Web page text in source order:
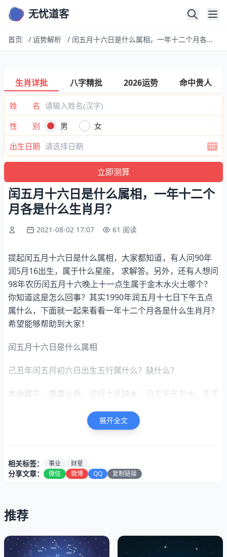
无忧道客
首页 / 运势解析 / 闰五月十六日是什么属相，一年十二个月各是什么生肖月？
生肖详批 八字精批 2026运势 命中贵人
姓 名
性 别
男
女
出生日期
闰五月十六日是什么属相，一年十二个
月各是什么生肖月？
2021-08-02 17:07 61 阅读
提起闰五月十六日是什么属相，大家都知道，有人问90年
润5月16出生，属于什么星座， 求解答。另外，还有人想问
98年农历闰五月十六晚上十一点生属于金木水火土哪个？
你知道这是怎么回事？其实1990年润五月十七日下午五点
属什么，下面就一起来看看一年十二个月各是什么生肖月？
希望能够帮助到大家！
闰五月十六日是什么属相
己丑年闰五月初六日出生五行属什么？缺什么？
本命属牛，霹雷火命。五行土旺缺水；日主天干为木，生于
个火，4个土，1个金，0个水。名字中带水或木
展开全文
相关标签： 事业 财星
分享文章： 微信 微博 QQ 复制链接
推荐